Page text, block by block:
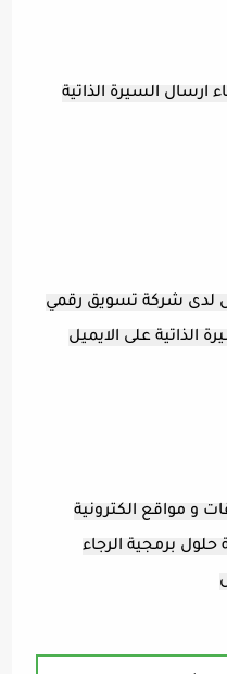
ارسال السيرة الذاتية
لدى شركة تسويق رقمي
الذاتية على الايميل
و مواقع الكترونية
برمجية الرجاء